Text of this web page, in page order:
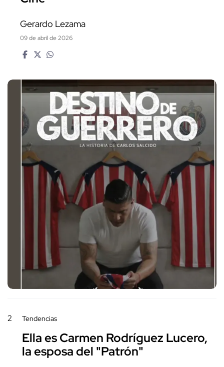
Gerardo Lezama
09 de abril de 2026
2 Tendencias
Ella es Carmen Rodríguez Lucero,
la esposa del "Patrón"